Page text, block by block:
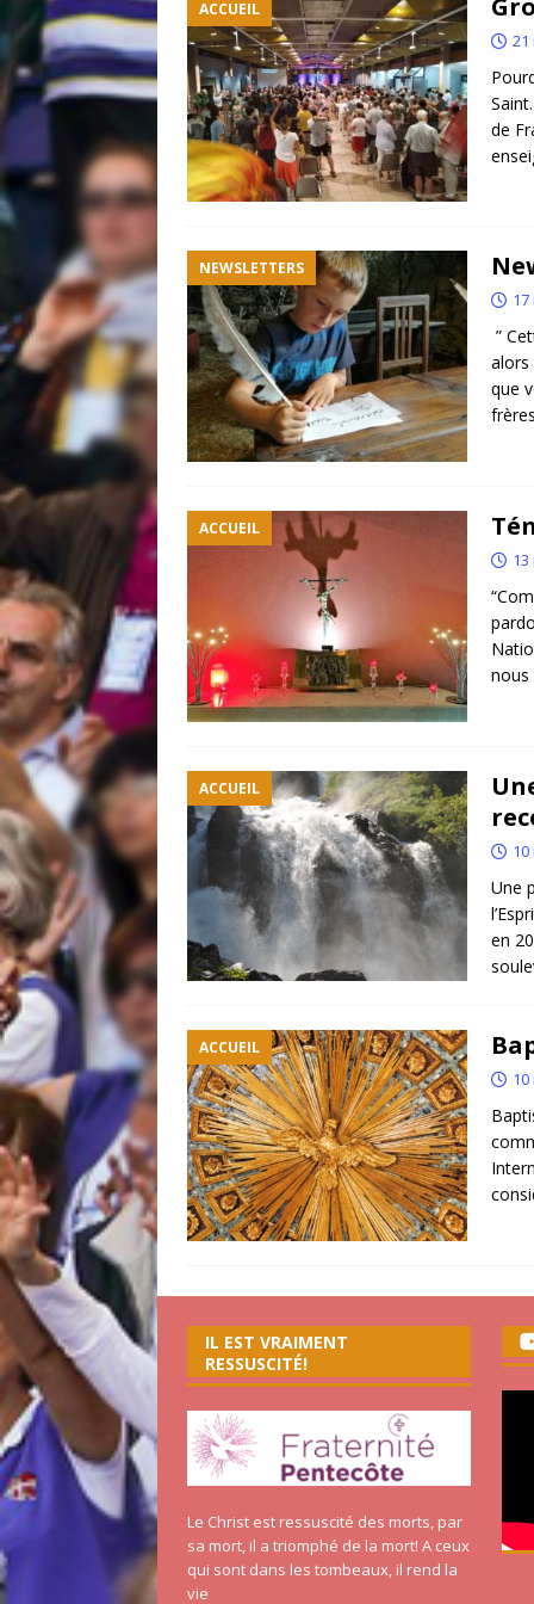
ACCUEIL
21
de
NEWSLETTERS
17
”
alors
que
ACCUEIL
13
nous
ACCUEIL
10
Une
en
ACCUEIL
10
IL EST VRAIMENT
RESSUSCITÉ!
Le Christ est ressuscité des morts, par
sa mort, il a triomphé de la mort! A ceux
qui sont dans les tombeaux, il rend la
vie